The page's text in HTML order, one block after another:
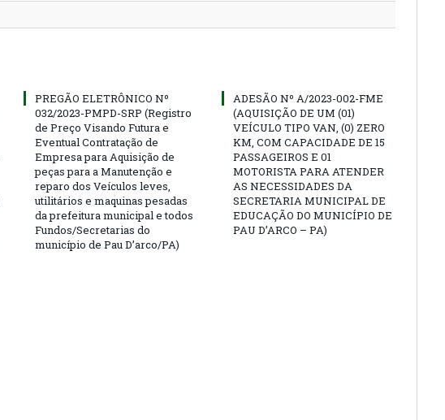
PREGÃO ELETRÔNICO Nº
032/2023-PMPD-SRP (Registro
de Preço Visando Futura e
Eventual Contratação de
Empresa para Aquisição de
peças para a Manutenção e
reparo dos Veículos leves,
utilitários e maquinas pesadas
da prefeitura municipal e todos
Fundos/Secretarias do
município de Pau D’arco/PA)
ADESÃO Nº A/2023-002-FME
(AQUISIÇÃO DE UM (01)
VEÍCULO TIPO VAN, (0) ZERO
KM, COM CAPACIDADE DE 15
PASSAGEIROS E 01
MOTORISTA PARA ATENDER
AS NECESSIDADES DA
SECRETARIA MUNICIPAL DE
EDUCAÇÃO DO MUNICÍPIO DE
PAU D’ARCO – PA)